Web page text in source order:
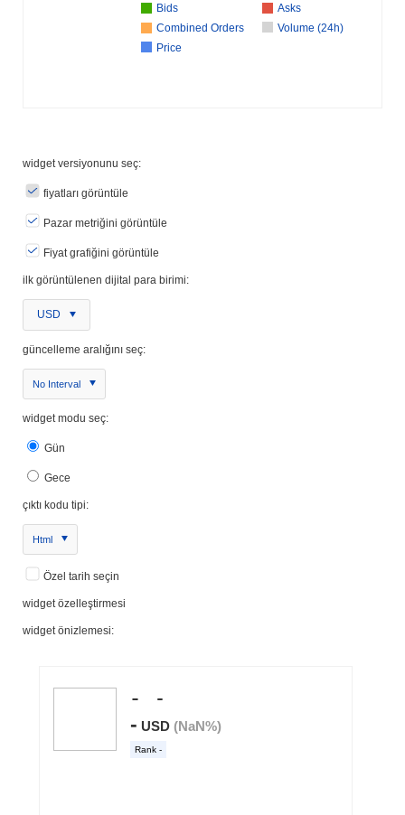
Bids
Asks
Combined Orders
Volume (24h)
Price
widget versiyonunu seç:
fiyatları görüntüle
Pazar metriğini görüntüle
Fiyat grafiğini görüntüle
ilk görüntülenen dijital para birimi:
USD
güncelleme aralığını seç:
No Interval
widget modu seç:
Gün
Gece
çıktı kodu tipi:
Html
Özel tarih seçin
widget özelleştirmesi
widget önizlemesi: